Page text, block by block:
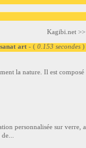
Kagibi.net>>
art - ( 0.153 secondes )
la nature. Il est
personnalisée sur verre,